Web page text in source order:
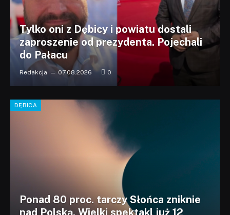
Tylko oni z Dębicy i powiatu dostali
zaproszenie od prezydenta. Pojechali
do Pałacu
Redakcja 07.08.2026 0
DĘBICA
Ponad 80 proc. tarczy Słońca zniknie